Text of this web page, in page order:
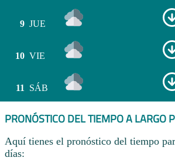
9 JUE
10 VIE
11 SÁB
PRONÓSTICO DEL TIEMPO A LARGO
Aquí tienes el pronóstico del tiempo
días: